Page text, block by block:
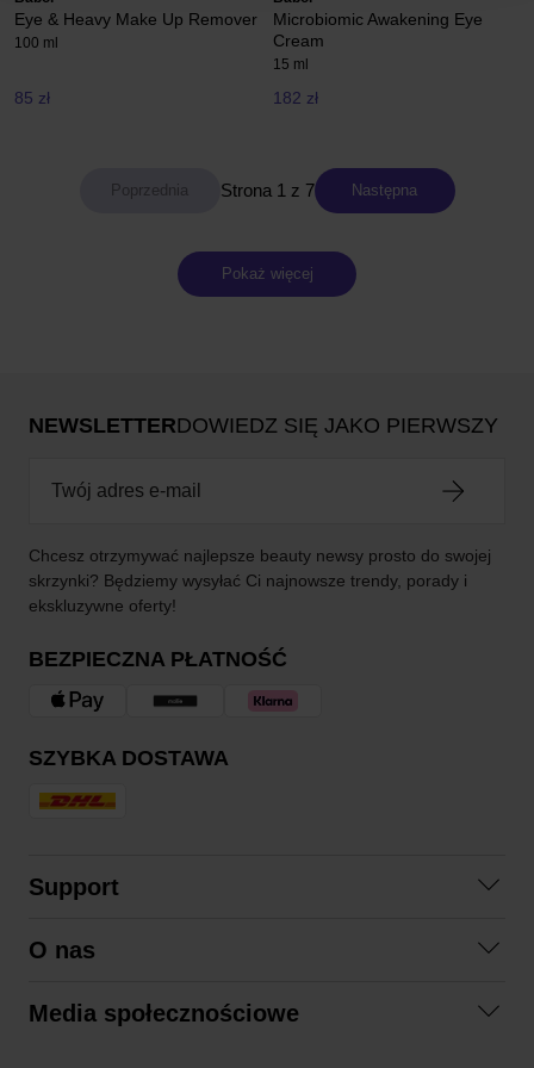
Eye & Heavy Make Up Remover
100 ml
85 zł
Microbiomic Awakening Eye
Cream
15 ml
182 zł
Strona 1 z 7 Następna
Pokaż więcej
NEWSLETTERDOWIEDZ SIĘ JAKO PIERWSZY
Chcesz otrzymywać najlepsze beauty newsy prosto do swojej
skrzynki? Będziemy wysyłać Ci najnowsze trendy, porady i
ekskluzywne oferty!
BEZPIECZNA PŁATNOŚĆ
SZYBKA DOSTAWA
Support
Regulamin zakupów
O nas
Zrównoważony rozwój
Media społecznościowe